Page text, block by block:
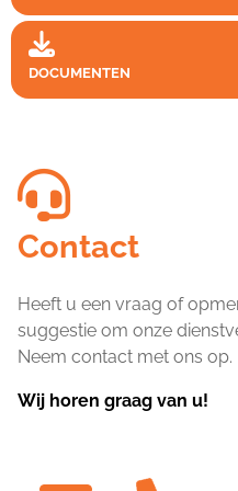
DOCUMENTEN
Contact
Heeft u een vraag of
suggestie om onze
Neem contact met ons op.
Wij horen graag van u!